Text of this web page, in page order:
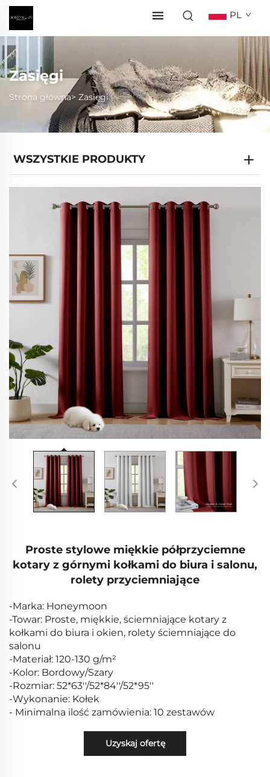
PL
Zasięgi
Strona główna> Zasięgi
WSZYSTKIE PRODUKTY
Proste stylowe miękkie półprzyciemne
kotary z górnymi kołkami do biura i salonu,
rolety przyciemniające
-Marka: Honeymoon
-Towar: Proste, miękkie, ściemniające kotary z
kołkami do biura i okien, rolety ściemniające do
salonu
-Materiał: 120-130 g/m²
-Kolor: Bordowy/Szary
-Rozmiar: 52*63''/52*84''/52*95''
-Wykonanie: Kołek
- Minimalna ilość zamówienia: 10 zestawów
Uzyskaj ofertę